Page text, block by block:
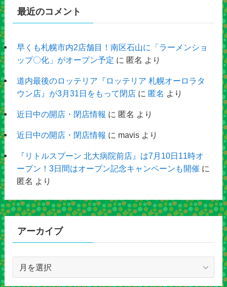
最近のコメント
早くも札幌市内2店舗目！南区石山に「ラーメンショ
ップ〇化」がオープン予定 に 匿名 より
道内最後のロッテリア『ロッテリア 札幌オーロラタ
ウン店』が3月31日をもって閉店に 匿名 より
近日中の開店・閉店情報 に 匿名 より
近日中の開店・閉店情報 に mavisより
『リトルスプーン 北大病院前店』は7月10日11時オ
ープン！3日間はオープン記念キャンペーンも開催 に
匿名 より
アーカイブ